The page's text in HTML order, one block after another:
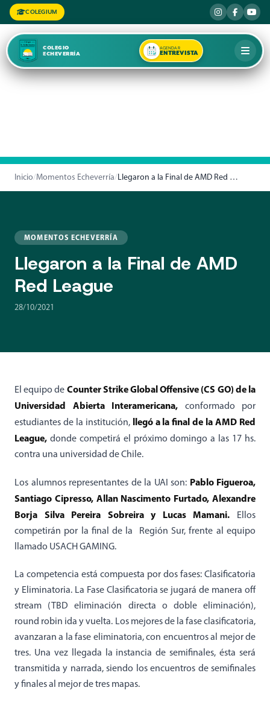
COLEGIUM
COLEGIO
ECHEVERRÍA
AGENDAR
ENTREVISTA
Inicio/Momentos Echeverría/ Llegaron a la Final de AMD Red League
MOMENTOS ECHEVERRÍA
Llegaron a la Final de AMD
Red League
28/10/2021
El equipo de Counter Strike Global Offensive (CS GO) de la
Universidad Abierta Interamericana,
conformado por
estudiantes de la institución, llegó a la final de la AMD Red
League, donde competirá el próximo domingo a las 17 hs.
contra una universidad de Chile.
Los alumnos representantes de la UAI son: Pablo Figueroa,
Santiago Cipresso, Allan Nascimento Furtado, Alexandre
Borja Silva Pereira Sobreira y Lucas Mamani.
Ellos
competirán por la final de la Región Sur, frente al equipo
llamado USACH GAMING.
La competencia está compuesta por dos fases: Clasificatoria
y Eliminatoria. La Fase Clasificatoria se jugará de manera off
stream (TBD eliminación directa o doble eliminación),
round robin ida y vuelta. Los mejores de la fase clasificatoria,
avanzaran a la fase eliminatoria, con encuentros al mejor de
tres. Una vez llegada la instancia de semifinales, ésta será
transmitida y narrada, siendo los encuentros de semifinales
y finales al mejor de tres mapas.